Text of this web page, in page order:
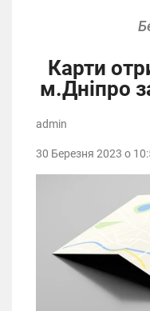
Карти
м.Дніпро
admin
30 Березня 2023 о